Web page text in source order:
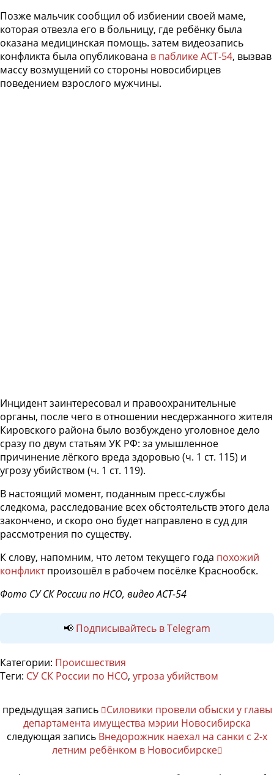
Позже мальчик сообщил об избиении своей маме,
которая отвезла его в больницу, где ребёнку была
оказана медицинская помощь. затем видеозапись
конфликта была опубликована в паблике АСТ-54, вызвав
массу возмущений со стороны новосибирцев
поведением взрослого мужчины.
Инцидент заинтересовал и правоохранительные
органы, после чего в отношении несдержанного жителя
Кировского района было возбуждено уголовное дело
сразу по двум статьям УК РФ: за умышленное
причинение лёгкого вреда здоровью (ч. 1 ст. 115) и
угрозу убийством (ч. 1 ст. 119).
В настоящий момент, поданным пресс-службы
следкома, расследование всех обстоятельств этого дела
закончено, и скоро оно будет направлено в суд для
рассмотрения по существу.
К слову, напомним, что летом текущего года похожий
конфликтпроизошёл в рабочем посёлке Краснообск.
Фото СУ СК России по НСО, видео АСТ-54
📢 Подписывайтесь в Telegram
Категории: Происшествия
Теги: СУ СК России по НСО, угроза убийством
предыдущая запись
Силовики провели обыски у главы
департамента имущества мэрии Новосибирска
следующая запись Внедорожник наехал на санки с 2-х
летним ребёнком в Новосибирске